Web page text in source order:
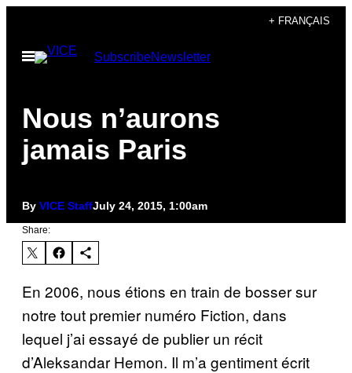
content
+ FRANÇAIS
Open
Menu
SubscribeNewsletter
Nous n’aurons
jamais Paris
By VICE StaffJuly 24, 2015, 1:00am
Share:
En 2006, nous étions en train de bosser sur
notre tout premier numéro Fiction, dans
lequel j’ai essayé de publier un récit
d’Aleksandar Hemon. Il m’a gentiment écrit